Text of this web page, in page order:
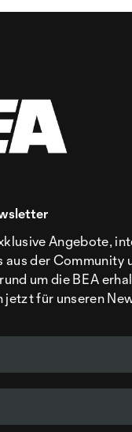
Angebote,
aus der Community
um die BEA
jetzt für unseren